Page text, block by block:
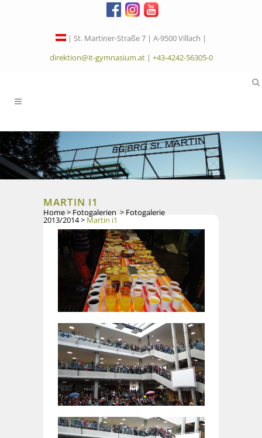
| St. Martiner-Straße 7 | A-9500 Villach |
direktion@it-gymnasium.at| +43-4242-56305-0
MARTIN I1
Home> Fotogalerien > Fotogalerie
2013/2014> Martin i1